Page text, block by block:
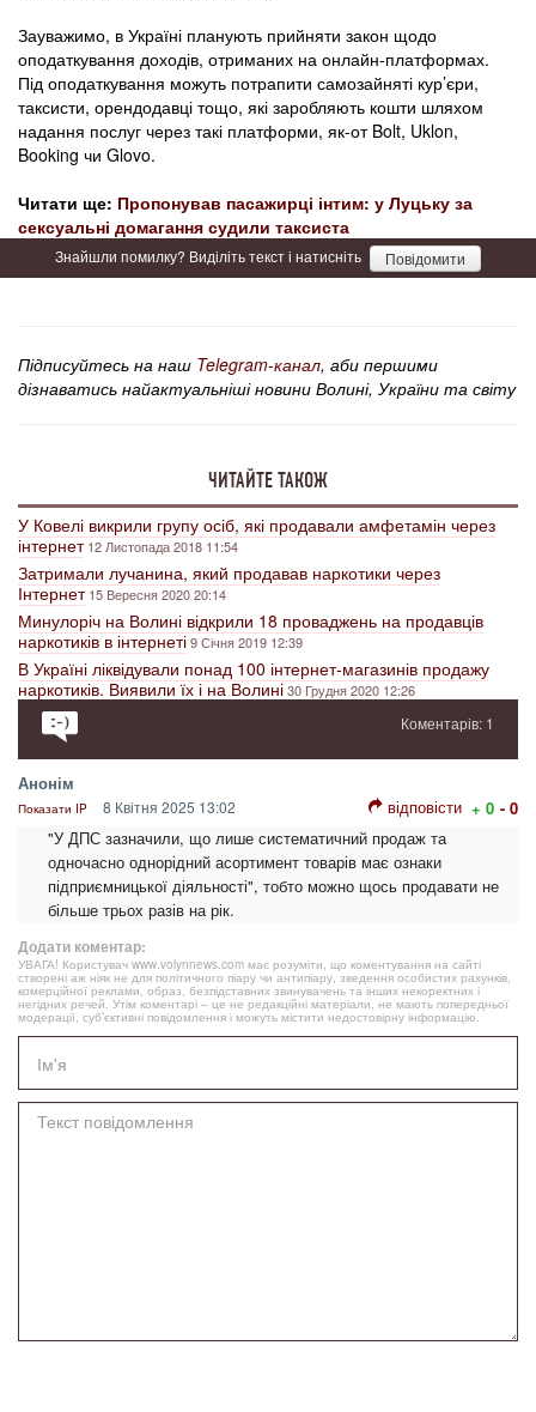
Зауважимо, в Україні планують прийняти закон щодо
оподаткування доходів, отриманих на онлайн-платформах.
Під оподаткування можуть потрапити самозайняті кур’єри,
таксисти, орендодавці тощо, які заробляють кошти шляхом
надання послуг через такі платформи, як-от Bolt, Uklon,
Booking чи Glovo.
Читати ще: Пропонував пасажирці інтим: у Луцьку за
сексуальні домагання судили таксиста
Знайшли помилку? Виділіть текст і натисніть Повідомити
Підписуйтесь на наш Telegram-канал, аби першими
дізнаватись найактуальніші новини Волині, України та світу
ЧИТАЙТЕ ТАКОЖ
У Ковелі викрили групу осіб, які продавали амфетамін через
інтернет 12 Листопада 2018 11:54
Затримали лучанина, який продавав наркотики через
Інтернет 15 Вересня 2020 20:14
Минулоріч на Волині відкрили 18 проваджень на продавців
наркотиків в інтернеті9 Січня 2019 12:39
В Україні ліквідували понад 100 інтернет-магазинів продажу
наркотиків. Виявили їх і на Волині30 Грудня 2020 12:26
Коментарів: 1
Анонім
Показати IP 8 Квітня 2025 13:02 відповісти + 0 - 0
"У ДПС зазначили, що лише систематичний продаж та
одночасно однорідний асортимент товарів має ознаки
підприємницької діяльності", тобто можно щось продавати не
більше трьох разів на рік.
Додати коментар:
УВАГА! Користувач www.volynnews.com має розуміти, що коментування на сайті
створені аж ніяк не для політичного піару чи антипіару, зведення особистих рахунків,
комерційної реклами, образ, безпідставних звинувачень та інших некоректних і
негідних речей. Утім коментарі – це не редакційні матеріали, не мають попередньої
модерації, суб’єктивні повідомлення і можуть містити недостовірну інформацію.